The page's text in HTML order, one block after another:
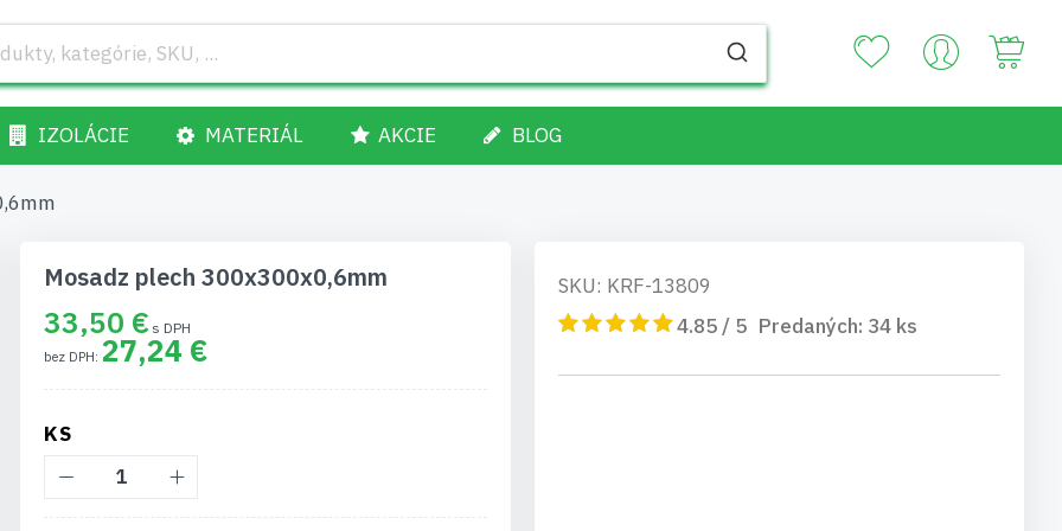
IZOLÁCIE MATERIÁL AKCIE BLOG
Mosadz plech 300x300x0,6mm
33,50 €
27,24 €
KS
SKU: KRF-13809
4.85 / 5 Predaných: 34ks